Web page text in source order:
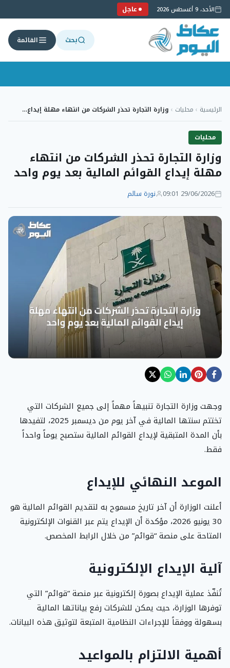
الأحد، 9 أغسطس 2026 عاجل
بحث القائمة
إلىالرئيسية › محليات › وزارة التجارة تحذر الشركات من انتهاء مهلة إيداع…
محليات
وزارة التجارة تحذر الشركات من انتهاء
مهلة إيداع القوائم المالية بعد يوم واحد
29/06/2026 09:01 نورة سالم
وجهت وزارة التجارة تنبيهاً مهماً إلى جميع الشركات التي
تختتم سنتها المالية في آخر يوم من ديسمبر 2025، لتفيدها
بأن المدة المتبقية لإيداع القوائم المالية ستصبح يوماً واحداً
فقط.
الموعد النهائي للإيداع
أعلنت الوزارة أن آخر تاريخ مسموح به لتقديم القوائم المالية هو
30 يونيو 2026، مؤكدة أن الإيداع يتم عبر القنوات الإلكترونية
المتاحة على منصة “قوائم” من خلال الرابط المخصص.
آلية الإيداع الإلكترونية
تُنفّذ عملية الإيداع بصورة إلكترونية عبر منصة “قوائم” التي
توفرها الوزارة، حيث يمكن للشركات رفع بياناتها المالية
بسهولة ووفقاً للإجراءات النظامية المتبعة لتوثيق هذه البيانات.
أهمية الالتزام بالمواعيد